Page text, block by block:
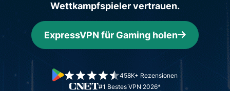
Wettkampfspieler vertrauen.
ExpressVPN für Gaming holen
458K+ Rezensionen
#1 Bestes VPN 2026*